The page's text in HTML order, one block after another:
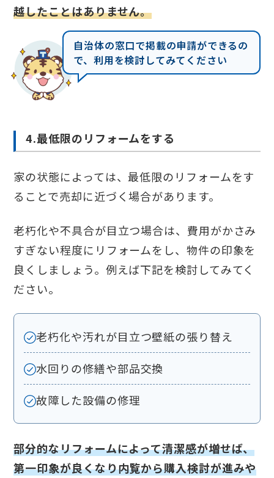
越したことはありません。
自治体の窓口で掲載の申請ができるの
で、利用を検討してみてください
4.最低限のリフォームをする
家の状態によっては、最低限のリフォームをす
ることで売却に近づく場合があります。
老朽化や不具合が目立つ場合は、費用がかさみ
すぎない程度にリフォームをし、物件の印象を
良くしましょう。例えば下記を検討してみてく
ださい。
老朽化や汚れが目立つ壁紙の張り替え
水回りの修繕や部品交換
故障した設備の修理
部分的なリフォームによって清潔感が増せば、
第一印象が良くなり内覧から購入検討が進みや